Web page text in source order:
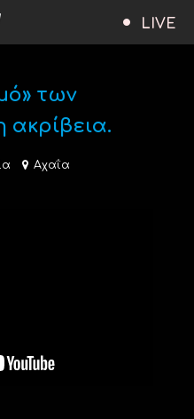
LIVE
των
Αχαΐα